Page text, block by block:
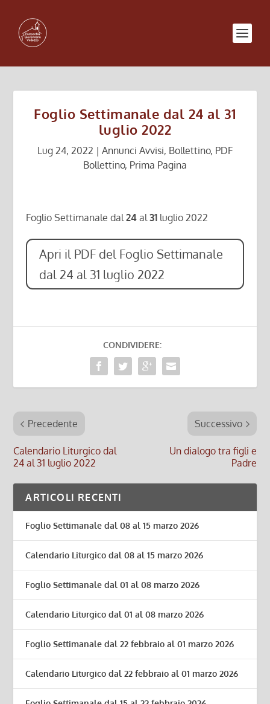
Foglio Settimanale dal 24 al 31
luglio 2022
Lug 24, 2022 | Annunci Avvisi, Bollettino, PDF
Bollettino, Prima Pagina
Foglio Settimanale dal24al31luglio 2022
Apri il PDF del Foglio Settimanale
dal 24 al 31 luglio 2022
CONDIVIDERE:
Precedente
Calendario Liturgico dal
24 al 31 luglio 2022
Successivo
Un dialogo tra figli e
Padre
ARTICOLI RECENTI
Foglio Settimanale dal 08 al 15 marzo 2026
Calendario Liturgico dal 08 al 15 marzo 2026
Foglio Settimanale dal 01 al 08 marzo 2026
Calendario Liturgico dal 01 al 08 marzo 2026
Foglio Settimanale dal 22 febbraio al 01 marzo 2026
Calendario Liturgico dal 22 febbraio al 01 marzo 2026